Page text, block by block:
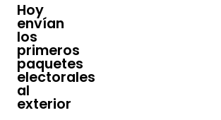
Hoy
envían
los
primeros
paquetes
electorales
al
exterior